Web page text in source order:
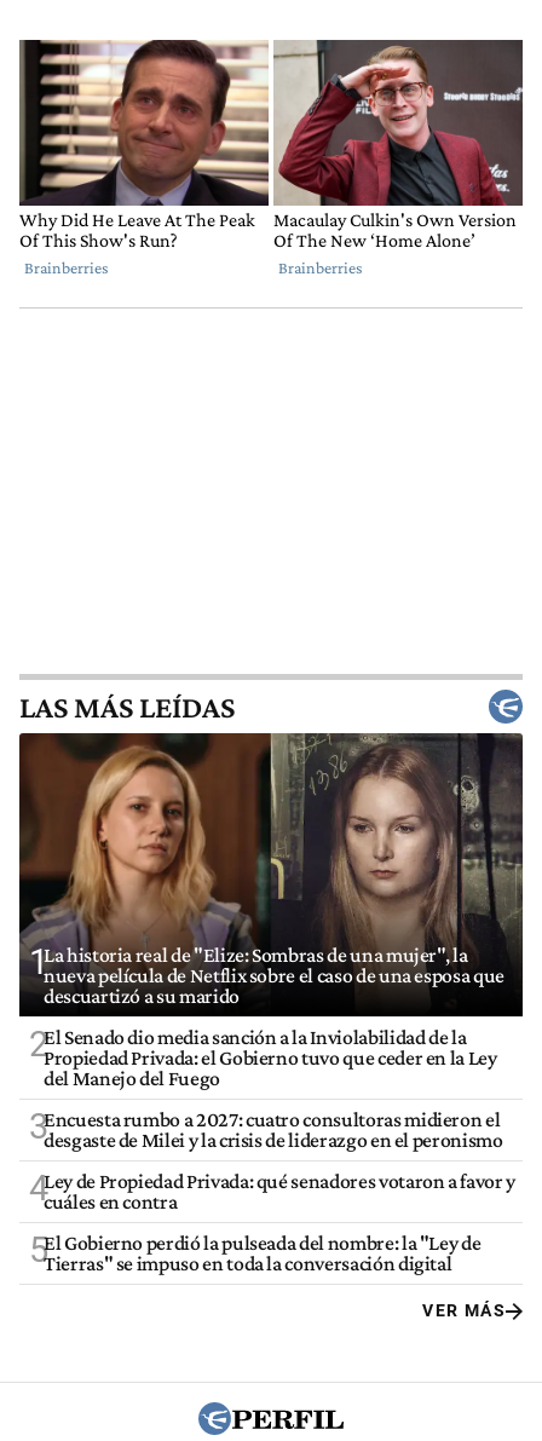
LAS MÁS LEÍDAS
1La historia real de "Elize: Sombras de una mujer", la
nueva película de Netflix sobre el caso de una esposa que
descuartizó a su marido
2El Senado dio media sanción a la Inviolabilidad de la
Propiedad Privada: el Gobierno tuvo que ceder en la Ley
del Manejo del Fuego
3Encuesta rumbo a 2027: cuatro consultoras midieron el
desgaste de Milei y la crisis de liderazgo en el peronismo
4Ley de Propiedad Privada: qué senadores votaron a favor y
cuáles en contra
5El Gobierno perdió la pulseada del nombre: la "Ley de
Tierras" se impuso en toda la conversación digital
VER MÁS